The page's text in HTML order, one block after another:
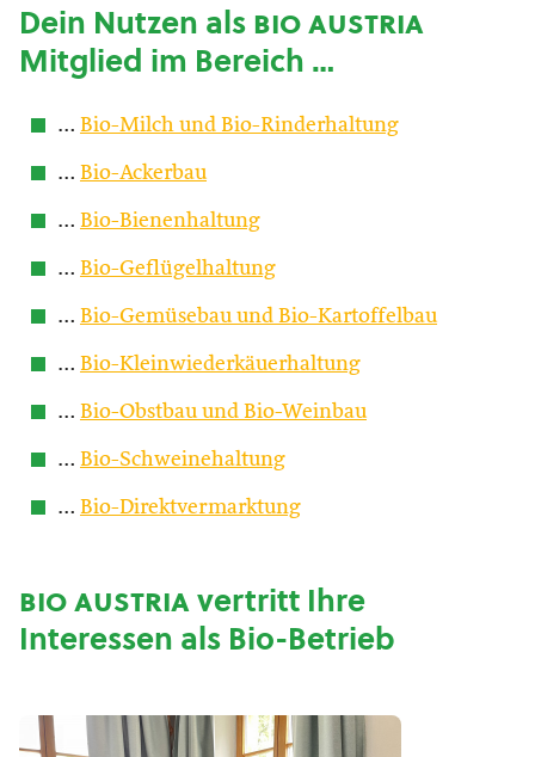
Dein Nutzen alsbio austria
Mitglied im Bereich …
… Bio-Milch und Bio-Rinderhaltung
… Bio-Ackerbau
… Bio-Bienenhaltung
… Bio-Geflügelhaltung
… Bio-Gemüsebau und Bio-Kartoffelbau
… Bio-Kleinwiederkäuerhaltung
… Bio-Obstbau und Bio-Weinbau
… Bio-Schweinehaltung
… Bio-Direktvermarktung
bio austriavertritt Ihre
Interessen als Bio-Betrieb